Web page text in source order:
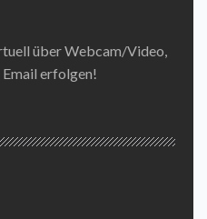
über Webcam/Video,
erfolgen!